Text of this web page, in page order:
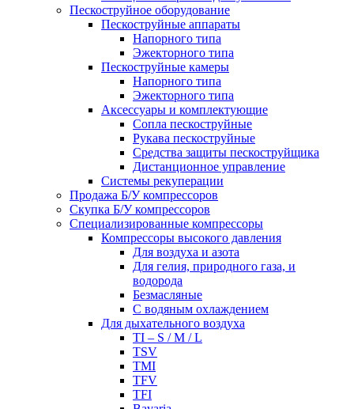
Пескоструйное оборудование
Пескоструйные аппараты
Напорного типа
Эжекторного типа
Пескоструйные камеры
Напорного типа
Эжекторного типа
Аксессуары и комплектующие
Сопла пескоструйные
Рукава пескоструйные
Средства защиты пескоструйщика
Дистанционное управление
Системы рекуперации
Продажа Б/У компрессоров
Скупка Б/У компрессоров
Специализированные компрессоры
Компрессоры высокого давления
Для воздуха и азота
Для гелия, природного газа, и
водорода
Безмасляные
С водяным охлаждением
Для дыхательного воздуха
TI – S / M / L
TSV
TMI
TFV
TFI